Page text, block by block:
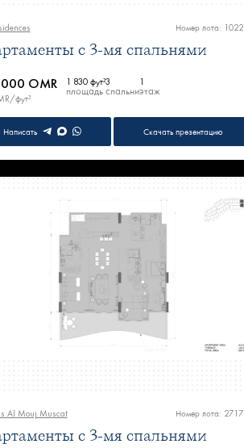
Номер лота: 1022
с 3-мя спальнями
OMR
фут²
1 830 фут²
площадь
3
спальни
1
этаж
Написать Скачать презентацию
Al Mouj Muscat Номер лота: 2717
с 3-мя спальнями